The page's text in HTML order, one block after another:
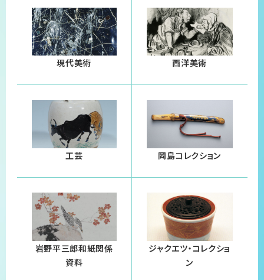
現代美術 西洋美術
工芸 岡島コレクション
岩野平三郎和紙関係
資料
ジャクエツ・コレクショ
ン